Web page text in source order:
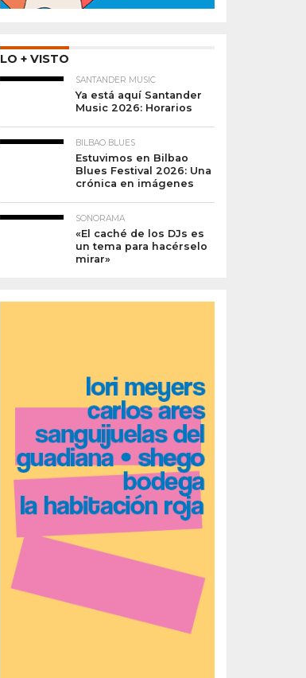
LO + VISTO
SANTANDER MUSIC
Ya está aquí Santander
Music 2026: Horarios
BILBAO BLUES
Estuvimos en Bilbao
Blues Festival 2026: Una
crónica en imágenes
SONORAMA
«El caché de los DJs es
un tema para hacérselo
mirar»